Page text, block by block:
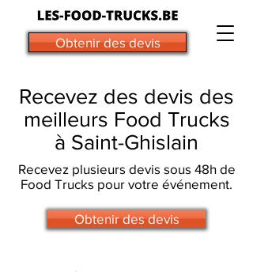
Obtenir des devis
Recevez des devis des
meilleurs Food Trucks
à Saint-Ghislain
Recevez plusieurs devis sous 48h de
Food Trucks pour votre événement.
Obtenir des devis